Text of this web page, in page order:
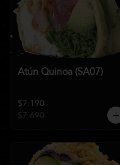
Atún Quinoa (SA07)
$7.190
$7.690